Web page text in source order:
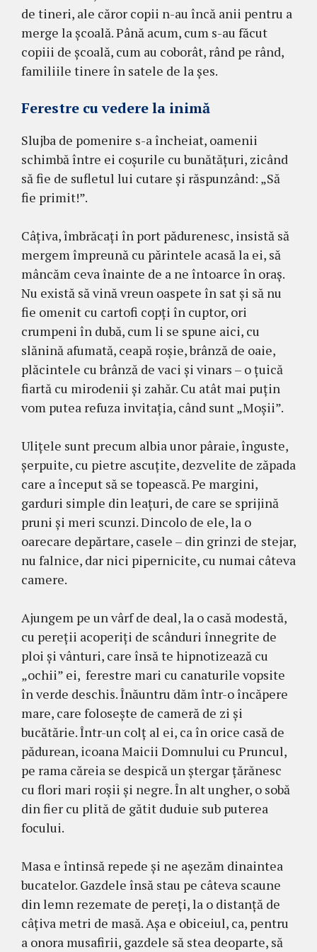
de tineri, ale căror copii n-au încă anii pentru a
merge la şcoală. Până acum, cum s-au făcut
copiii de şcoală, cum au coborât, rând pe rând,
familiile tinere în satele de la şes.
Ferestre cu vedere la inimă
Slujba de pomenire s-a încheiat, oamenii
schimbă între ei coşurile cu bunătăţuri, zicând
să fie de sufletul lui cutare şi răspunzând: „Să
fie primit!”.
Câţiva, îmbrăcaţi în port pădurenesc, insistă să
mergem împreună cu părintele acasă la ei, să
mâncăm ceva înainte de a ne întoarce în oraş.
Nu există să vină vreun oaspete în sat şi să nu
fie omenit cu cartofi copţi în cuptor, ori
crumpeni în dubă, cum li se spune aici, cu
slănină afumată, ceapă roşie, brânză de oaie,
plăcintele cu brânză de vaci şi vinars – o ţuică
fiartă cu mirodenii şi zahăr. Cu atât mai puţin
vom putea refuza invitaţia, când sunt „Moşii”.
Uliţele sunt precum albia unor pâraie, înguste,
şerpuite, cu pietre ascuţite, dezvelite de zăpada
care a început să se topească. Pe margini,
garduri simple din leaţuri, de care se sprijină
pruni şi meri scunzi. Dincolo de ele, la o
oarecare depărtare, casele – din grinzi de stejar,
nu falnice, dar nici pipernicite, cu numai câteva
camere.
Ajungem pe un vârf de deal, la o casă modestă,
cu pereţii acoperiţi de scânduri înnegrite de
ploi şi vânturi, care însă te hipnotizează cu
„ochii” ei, ferestre mari cu canaturile vopsite
în verde deschis. Înăuntru dăm într-o încăpere
mare, care foloseşte de cameră de zi şi
bucătărie. Într-un colţ al ei, ca în orice casă de
pădurean, icoana Maicii Domnului cu Pruncul,
pe rama căreia se despică un ştergar ţărănesc
cu flori mari roşii şi negre. În alt ungher, o sobă
din fier cu plită de gătit duduie sub puterea
focului.
Masa e întinsă repede şi ne aşezăm dinaintea
bucatelor. Gazdele însă stau pe câteva scaune
din lemn rezemate de pereţi, la o distanţă de
câţiva metri de masă. Aşa e obiceiul, ca, pentru
a onora musafirii, gazdele să stea deoparte, să